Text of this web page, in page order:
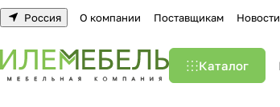
Россия О компании Поставщикам Новости
Каталог